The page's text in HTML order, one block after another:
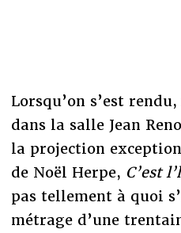
Lorsqu’on s’est
dans la salle Jean
la projection
de Noël Herpe, C’est
pas tellement à quoi
métrage d’une